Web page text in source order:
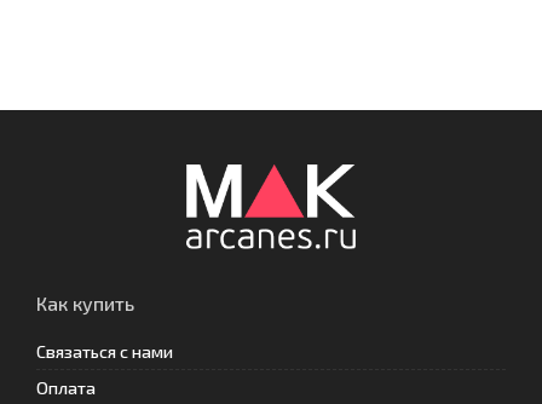
Как купить
Связаться с нами
Оплата